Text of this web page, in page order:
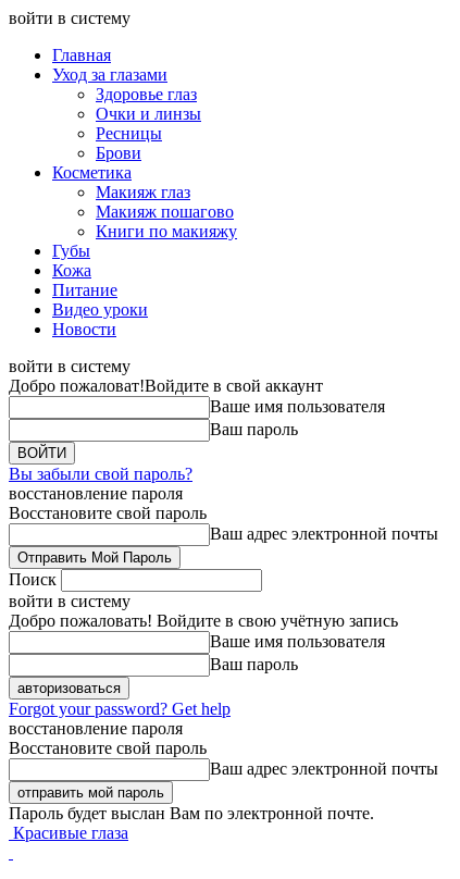
войти в систему
Главная
Уход за глазами
Здоровье глаз
Очки и линзы
Ресницы
Брови
Косметика
Макияж глаз
Макияж пошагово
Книги по макияжу
Губы
Кожа
Питание
Видео уроки
Новости
войти в систему
Добро пожаловат!Войдите в свой аккаунт
Ваше имя пользователя
Ваш пароль
Вы забыли свой пароль?
восстановление пароля
Восстановите свой пароль
Ваш адрес электронной почты
Поиск
войти в систему
Добро пожаловать! Войдите в свою учётную запись
Ваше имя пользователя
Ваш пароль
Forgot your password? Get help
восстановление пароля
Восстановите свой пароль
Ваш адрес электронной почты
Пароль будет выслан Вам по электронной почте.
Красивые глаза